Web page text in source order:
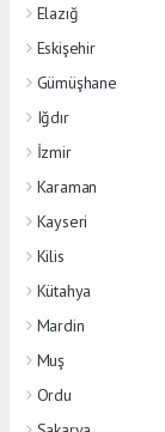
Elazığ
Eskişehir
Gümüşhane
Iğdır
İzmir
Karaman
Kayseri
Kilis
Kütahya
Mardin
Muş
Ordu